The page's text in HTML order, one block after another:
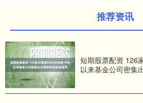
推荐资讯
短期股票配资 126
以来基金公司密集